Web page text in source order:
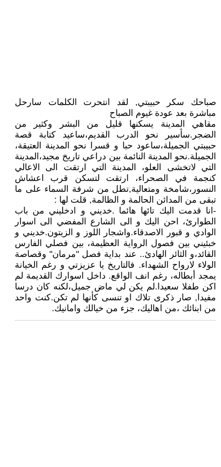
صباحك سكر حبيبتي, لقد انتحرت الكلمات سارحل
مباشرة بعد عودة غيوم الصباح
مقاهي المدينة يسكنها قليل من البشر وكثير من
الضجر.سأسير نحو الدرب القديم،ساعيد كتابة قصة
حبيبتي الجميلة،ساعود حبا و قسرا نحو المدينة العتيقة،
الجميلة.نحو المدينة النائمة بين دراعي تاريخ مجيد،المدينة
التي لاتخشى العلو، المدينة التي ارتقت الى الاعالي
كنجمة في الصحراء، ارتقت لتسكن قرب اعشاش
النسور،شامخة ومتعالية,تطل من شرفة السماء على ما
تبقى من المدائن الحالمة و الظالمة, قلت لها :
-انا قدمت اليك تائها هائما .خديني و ادخليني من باب
الطوارئ، احن اليك و الى الشارع المفضي الى اسوار
الوادي و قبور الاصدقاء.واشجار اللوز و الزيتون.خديني و
خبئيني بين فصول الرواية العظيمة، بين فصلي الفارس
القائد،و الثائر الهادئ.. عند بداية فصل "مرمان" وقصاصة
الولاء لارواح الشهداء. فالتاريخ يا عزيزتي و رغم الخيانة
يمجد أبطاله، رغم انف الواقع. داخل اسوارك القديمة لم
اكن طفلا سعيدا.لم يكن لي ماض جميل،لكنه كان درسا
مفيدا, صار ذكرى تلاك او تنسى كأنها لم تكن.كنت واحد
من ابنائك ،من اهاليك، جزء من خيالك وامانيك.